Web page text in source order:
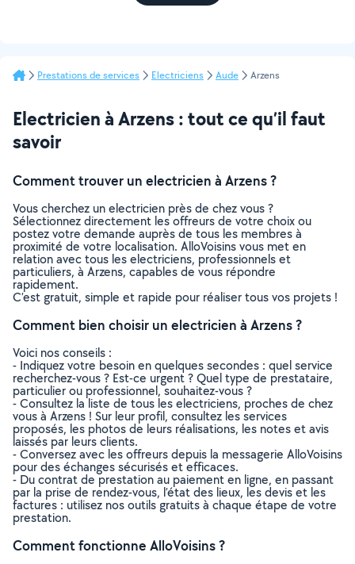
Prestations de services Electriciens Aude Arzens
Electricien à Arzens : tout ce qu’il faut
savoir
Comment trouver un electricien à Arzens ?
Vous cherchez un electricien près de chez vous ?
Sélectionnez directement les offreurs de votre choix ou
postez votre demande auprès de tous les membres à
proximité de votre localisation. AlloVoisins vous met en
relation avec tous les electriciens, professionnels et
particuliers, à Arzens, capables de vous répondre
rapidement.
C’est gratuit, simple et rapide pour réaliser tous vos projets !
Comment bien choisir un electricien à Arzens ?
Voici nos conseils :
- Indiquez votre besoin en quelques secondes : quel service
recherchez-vous ? Est-ce urgent ? Quel type de prestataire,
particulier ou professionnel, souhaitez-vous ?
- Consultez la liste de tous les electriciens, proches de chez
vous à Arzens ! Sur leur profil, consultez les services
proposés, les photos de leurs réalisations, les notes et avis
laissés par leurs clients.
- Conversez avec les offreurs depuis la messagerie AlloVoisins
pour des échanges sécurisés et efficaces.
- Du contrat de prestation au paiement en ligne, en passant
par la prise de rendez-vous, l’état des lieux, les devis et les
factures : utilisez nos outils gratuits à chaque étape de votre
prestation.
Comment fonctionne AlloVoisins ?